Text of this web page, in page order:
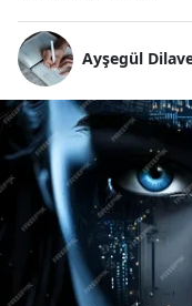
Ayşegül